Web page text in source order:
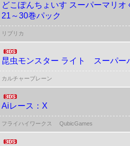
どこぽんちょいす スーパーマリオ
21～30巻パック
リブリカ
昆虫モンスター ライト スーパー
カルチャーブレーン
Aiレース：X
フライハイワークス QubicGames